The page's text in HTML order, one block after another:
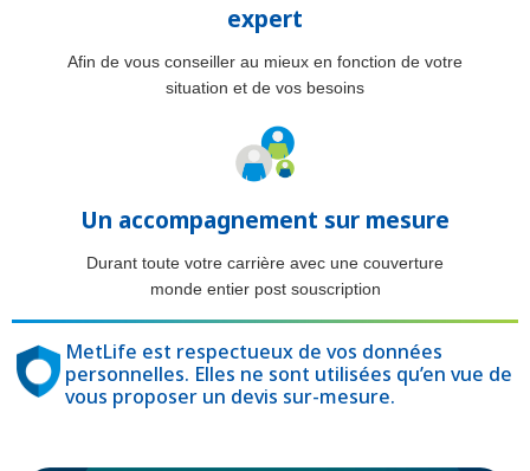
expert
Afin de vous conseiller au mieux en fonction de votre
situation et de vos besoins
Un accompagnement sur mesure
Durant toute votre carrière avec une couverture
monde entier post souscription
MetLife est respectueux de vos données
personnelles. Elles ne sont utilisées qu’en vue de
vous proposer un devis sur-mesure.